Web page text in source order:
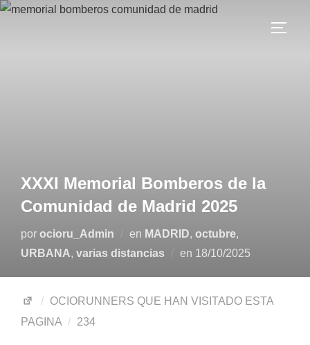
XXXI Memorial Bomberos de la
Comunidad de Madrid 2025
por ocioru_Admin en MADRID, octubre,
URBANA, varias distancias en 18/10/2025
OCIORUNNERS QUE HAN VISITADO ESTA
PAGINA
234